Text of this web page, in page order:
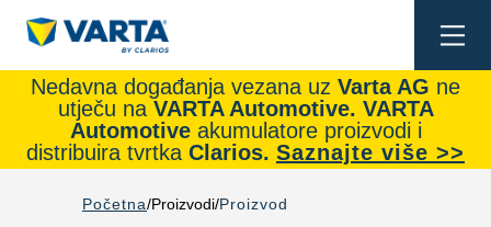
Nedavna događanja vezana uz Varta AG ne
utječu na VARTA Automotive. VARTA
Automotiveakumulatore proizvodi i
distribuira tvrtka Clarios. Saznajte više >>
Početna Proizvodi Proizvod